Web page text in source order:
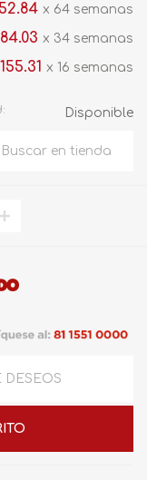
x 64 semanas
x 34 semanas
x 16 semanas
Disponible
DESEOS